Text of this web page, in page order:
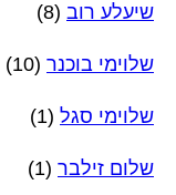
שיעלע רוב (8)
שלוימי בוכנר (10)
שלוימי סגל (1)
שלום זילבר (1)